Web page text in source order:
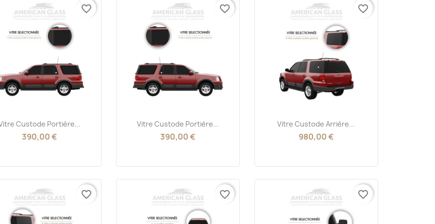
Aperçu rapide
Custode Portière...
390,00 €
favorite_border
Aperçu rapide
Vitre Custode Portière...
390,00 €
favorite_border
Aperçu rapide
Vitre Custode Arrière...
980,00 €
favorite_border
favorite_border favorite_border favorite_border